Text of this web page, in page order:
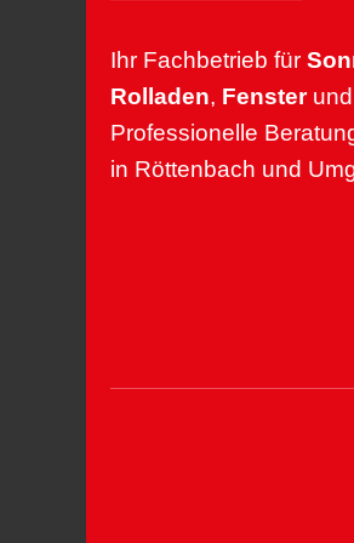
Ihr Fachbetrieb für
Rolladen, Fensterund
Professionelle
in Röttenbach und